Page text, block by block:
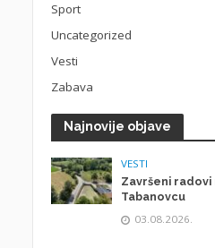
Sport
Uncategorized
Vesti
Zabava
Najnovije objave
VESTI
Završeni
Tabanovcu
03.08.2026.